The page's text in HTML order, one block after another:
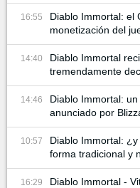
16:55
Diablo Immortal: el
monetización del
14:40
Diablo Immortal
tremendamente
14:46
Diablo Immortal:
anunciado por
10:57
Diablo Immortal:
forma tradicional y
16:29
Diablo Immortal -